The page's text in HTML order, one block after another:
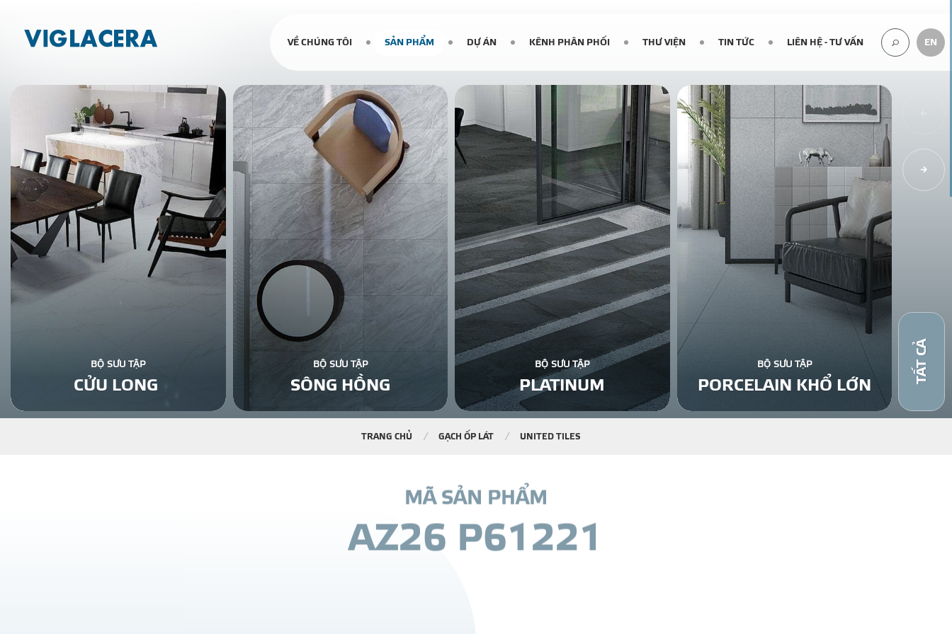
VỀ CHÚNG TÔI SẢN PHẨM DỰ ÁN KÊNH PHÂN PHỐI THƯ VIỆN TIN TỨC LIÊN HỆ - TƯ VẤN EN
BỘ SƯU TẬP
CỬU LONG
BỘ SƯU TẬP
SÔNG HỒNG
BỘ SƯU TẬP
PLATINUM
BỘ SƯU TẬP
PORCELAIN KHỔ LỚN
TẤT CẢ
TRANG CHỦ GẠCH ỐP LÁT UNITED TILES
MÃ SẢN PHẨM
AZ26 P61 221